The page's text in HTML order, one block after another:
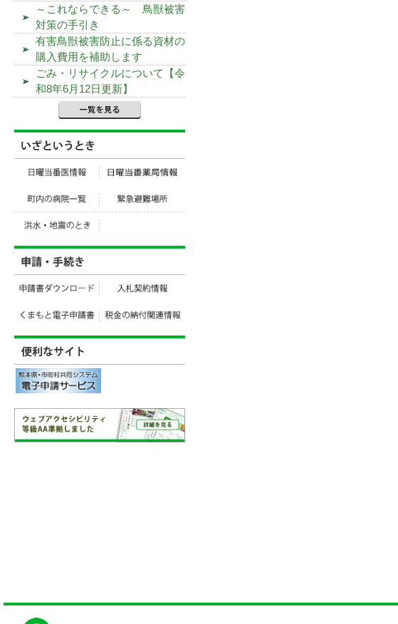
～これならできる～ 鳥獣被害
対策の手引き
有害鳥獣被害防止に係る資材の
購入費用を補助します
ごみ・リサイクルについて【令
和8年6月12日更新】